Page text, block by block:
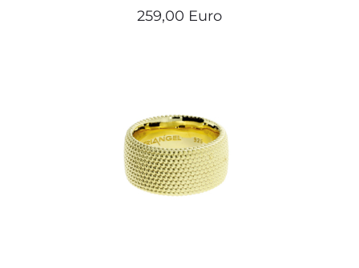
259,00 Euro